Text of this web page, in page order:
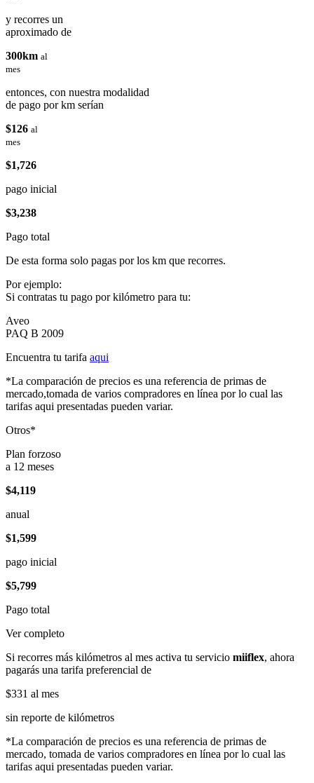
y recorres un
aproximado de
300km al
mes
entonces, con nuestra modalidad
de pago por km serían
$126 al
mes
$1,726
pago inicial
$3,238
Pago total
De esta forma solo pagas por los km que recorres.
Por ejemplo:
Si contratas tu pago por kilómetro para tu:
Aveo
PAQ B 2009
Encuentra tu tarifa aqui
*La comparación de precios es una referencia de primas de
mercado,tomada de varios compradores en línea por lo cual las
tarifas aqui presentadas pueden variar.
Otros*
Plan forzoso
a 12 meses
$4,119
anual
$1,599
pago inicial
$5,799
Pago total
Ver completo
Si recorres más kilómetros al mes activa tu servicio miiflex, ahora
pagarás una tarifa preferencial de
$331 al mes
sin reporte de kilómetros
*La comparación de precios es una referencia de primas de
mercado, tomada de varios compradores en línea por lo cual las
tarifas aqui presentadas pueden variar.